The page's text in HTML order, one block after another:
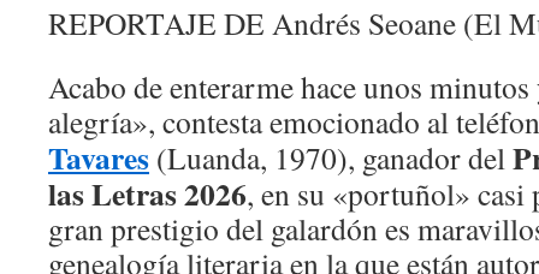
REPORTAJE DE Andrés Seoane (El
Acabo de enterarme hace unos
alegría», contesta emocionado al
Tavares (Luanda, 1970), ganador del
las Letras 2026, en su «portuñol»
gran prestigio del galardón es
genealogía literaria en la que están